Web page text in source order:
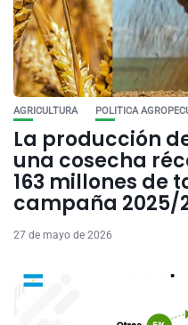
AGRICULTURA POLITICA
La producción
una cosecha
163 millones de
campaña 2025/
27 de mayo de 2026